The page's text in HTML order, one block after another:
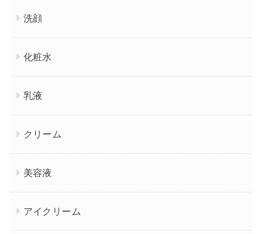
洗顔
化粧水
乳液
クリーム
美容液
アイクリーム